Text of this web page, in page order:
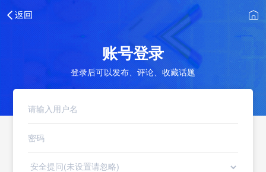
账号登录
登录后可以发布、评论、收藏话题